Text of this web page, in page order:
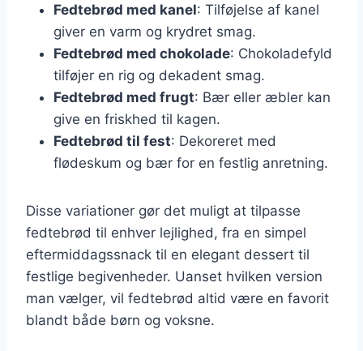
Fedtebrød med kanel: Tilføjelse af kanel
giver en varm og krydret smag.
Fedtebrød med chokolade: Chokoladefyld
tilføjer en rig og dekadent smag.
Fedtebrød med frugt: Bær eller æbler kan
give en friskhed til kagen.
Fedtebrød til fest: Dekoreret med
flødeskum og bær for en festlig anretning.
Disse variationer gør det muligt at tilpasse
fedtebrød til enhver lejlighed, fra en simpel
eftermiddagssnack til en elegant dessert til
festlige begivenheder. Uanset hvilken version
man vælger, vil fedtebrød altid være en favorit
blandt både børn og voksne.